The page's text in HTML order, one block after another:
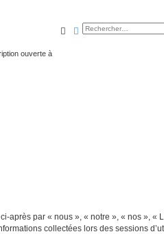
ouverte à
Rechercher
Recherche avancée
après par « nous », « notre », « nos », «
collectées lors des sessions